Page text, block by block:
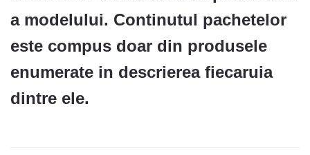
a modelului. Continutul pachetelor
este compus doar din produsele
enumerate in descrierea fiecaruia
dintre ele.